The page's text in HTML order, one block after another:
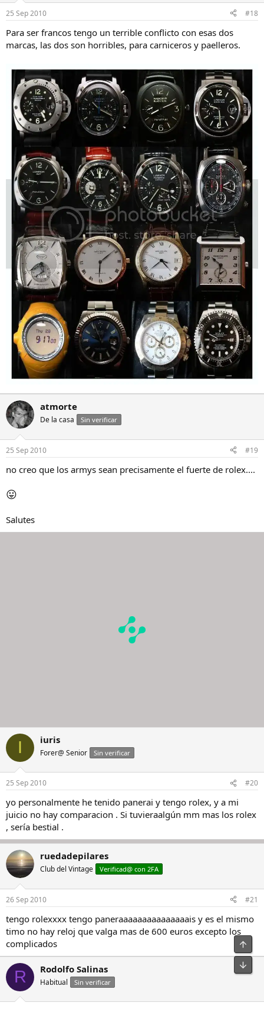
25 Sep 2010 #18
Para ser francos tengo un terrible conflicto con esas dos
marcas, las dos son horribles, para carniceros y paelleros.
atmorte
De la casa Sin verificar
25 Sep 2010 #19
no creo que los armys sean precisamente el fuerte de rolex....
😛
Salutes
I iuris
Forer@ Senior Sin verificar
25 Sep 2010 #20
yo personalmente he tenido panerai y tengo rolex, y a mi
juicio no hay comparacion . Si tuvieraalgún mm mas los rolex
, sería bestial .
ruedadepilares
Club del Vintage Verificad@ con 2FA
26 Sep 2010 #21
tengo rolexxxx tengo paneraaaaaaaaaaaaaaais y es el mismo
timo no hay reloj que valga mas de 600 euros excepto los
complicados
R Rodolfo Salinas
Habitual Sin verificar